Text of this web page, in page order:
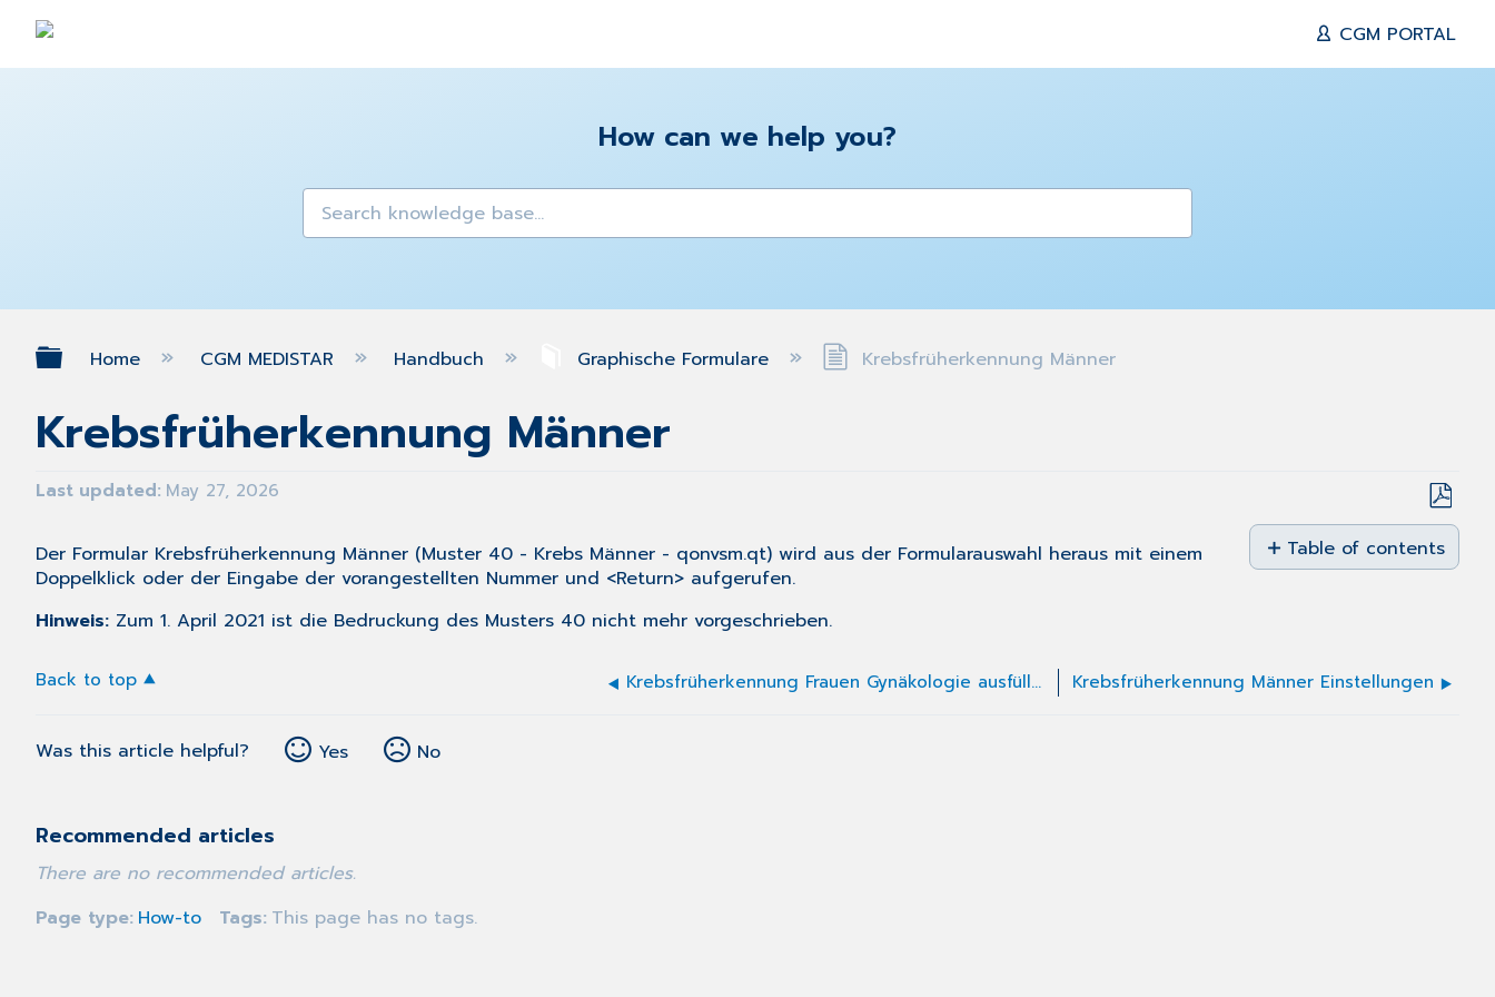
CGM PORTAL
How can we help you?
Expand/collapse global hierarchy
Home CGM MEDISTAR Handbuch Graphische Formulare Krebsfrüherkennung Männer
Krebsfrüherkennung Männer
Last updated May 27, 2026
Save
as
PDF
Table of contents
No
Der Formular Krebsfrüherkennung Männer (Muster 40 - Krebs Männer - qonvsm.qt) wird aus der Formularauswahl heraus mit einem
Doppelklick oder der Eingabe der vorangestellten Nummer und <Return> aufgerufen.
Hinweis: Zum 1. April 2021 ist die Bedruckung des Musters 40 nicht mehr vorgeschrieben.
Back to top Krebsfrüherkennung Frauen Gynäkologie ausfüllen Krebsfrüherkennung Männer Einstellungen
Was this article helpful? Yes No
Recommended articles
There are no recommended articles.
Page type How-to Tags This page has no tags.